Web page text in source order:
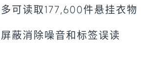
可读取177,600件悬挂衣物
蔽消除噪音和标签误读